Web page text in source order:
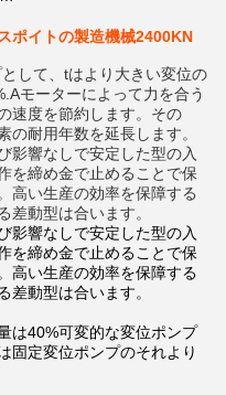
ポイトの製造機械2400KN
して、tはより大きい変位の
モーターによって力を合う
速度を節約します。その
の耐用年数を延長します。
影響なしで安定した型の入
を締め金で止めることで保
高い生産の効率を保障する
差動型は合います。
影響なしで安定した型の入
を締め金で止めることで保
高い生産の効率を保障する
差動型は合います。
は40%可変的な変位ポンプ
固定変位ポンプのそれより